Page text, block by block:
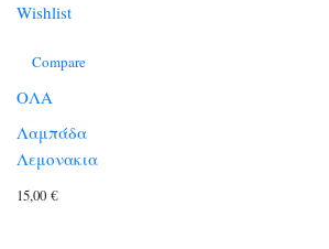
Wishlist
Compare
ΟΛΑ
Λαμπάδα
Λεμονακια
15,00 €